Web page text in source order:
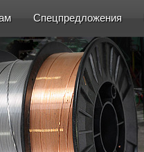
Спецпредложения